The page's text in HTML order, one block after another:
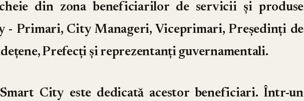
din zona beneficiarilor de servicii și produse
- Primari, City Manageri, Viceprimari, Președinți de
Prefecți și reprezentanți guvernamentali.
Cityeste dedicată acestor beneficiari. Într-un